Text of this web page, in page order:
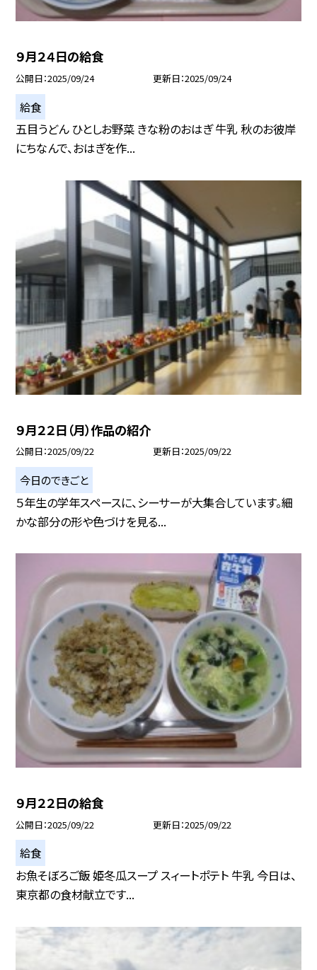
９月２４日の給食
公開日 2025/09/24 更新日 2025/09/24
給食
五目うどん ひとしお野菜 きな粉のおはぎ 牛乳 秋のお彼岸
にちなんで、おはぎを作...
９月２２日（月）作品の紹介
公開日 2025/09/22 更新日 2025/09/22
今日のできごと
５年生の学年スペースに、シーサーが大集合しています。細
かな部分の形や色づけを見る...
９月２２日の給食
公開日 2025/09/22 更新日 2025/09/22
給食
お魚そぼろご飯 姫冬瓜スープ スィートポテト 牛乳 今日は、
東京都の食材献立です...